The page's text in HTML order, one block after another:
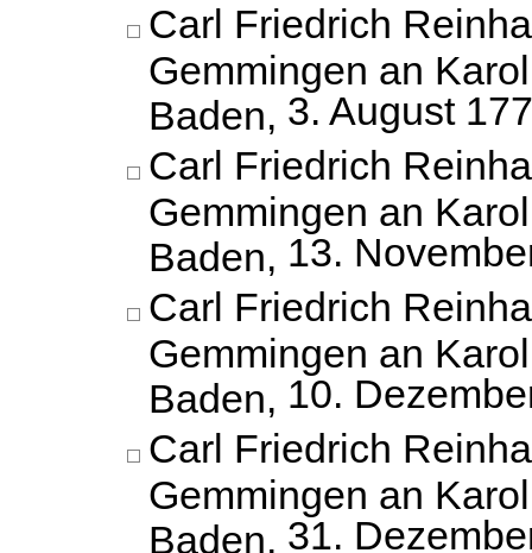
Carl Friedrich
Gemmingen an
Baden, 3. August
Carl Friedrich
Gemmingen an
Baden, 13.
Carl Friedrich
Gemmingen an
Baden, 10.
Carl Friedrich
Gemmingen an
Baden, 31.